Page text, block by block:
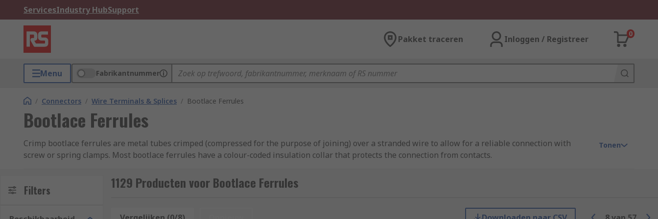
ServicesIndustry HubSupport
Pakket traceren Inloggen / Registreer
0
Menu Fabrikantnummer
/ Connectors / Wire Terminals & Splices / Bootlace Ferrules
Bootlace Ferrules
Crimp bootlace ferrules are metal tubes crimped (compressed for the purpose of joining) over a stranded wire to allow for a reliable connection with
screw or spring clamps. Most bootlace ferrules have a colour-coded insulation collar that protects the connection from contacts.
How do bootlace ferrules work?
Tonen
Filters 1129 Producten voor Bootlace Ferrules